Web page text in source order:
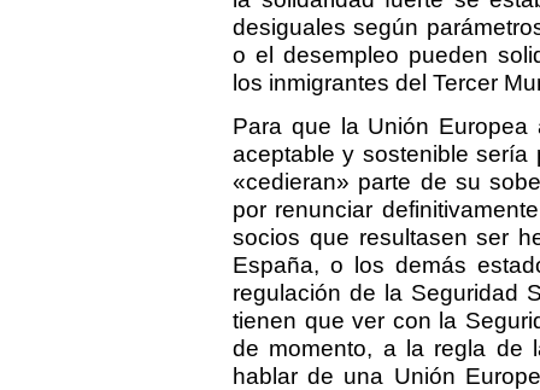
desiguales según
o el desempleo pueden
los inmigrantes del Tercer
Para que la Unión
aceptable y sostenible
«cedieran» parte de su
por renunciar
socios que resultasen ser
España, o los demás
regulación de la Seguridad
tienen que ver con la
de momento, a la regla de
hablar de una Unión